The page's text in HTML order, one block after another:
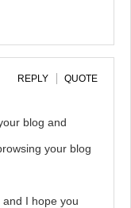
REPLY QUOTE
blog and
your blog
and I hope you